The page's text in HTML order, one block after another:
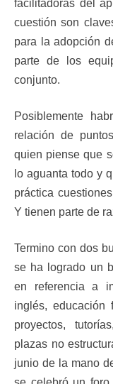
facilitadoras del
cuestión son
para la adopción
parte de los
conjunto.
Posiblemente
relación de
quien piense que
lo aguanta todo y
práctica
Y tienen parte de
Termino con dos
se ha logrado un
en referencia a
inglés, educación
proyectos,
plazas no
junio de la mano